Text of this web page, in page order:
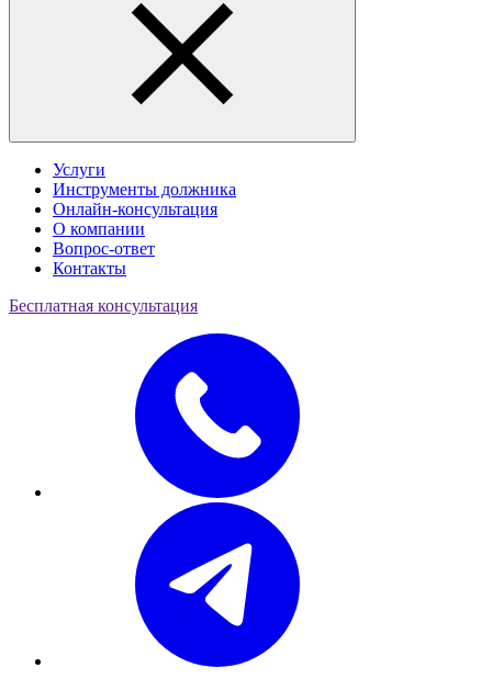
Услуги
Инструменты должника
Онлайн-консультация
О компании
Вопрос-ответ
Контакты
Бесплатная консультация